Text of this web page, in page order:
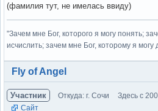
(фамилия тут, не имелась ввиду)
"Зачем мне Бог, которого я могу понять;
исчислить; зачем мне Бог, которому я могу
Вне форума
Fly of Angel
Участник Откуда: г. Сочи Здесь с
Сайт